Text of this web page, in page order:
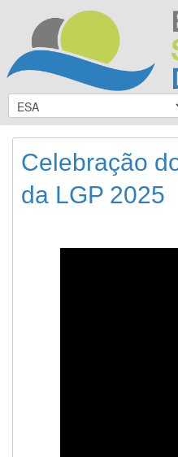
Celebração
da LGP 2025